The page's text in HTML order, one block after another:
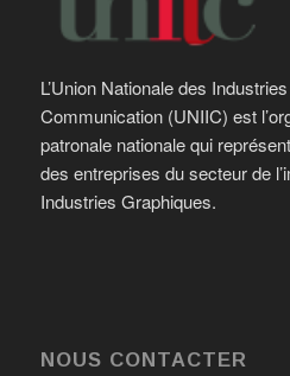
L’Union Nationale des
Communication (UNIIC) est
patronale nationale qui
des entreprises du secteur de
Industries Graphiques.
NOUS CONTACTER